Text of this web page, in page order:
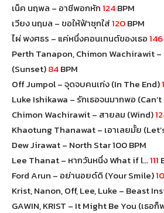
เน็ค นฤพล – อาชีพอกหัก124BPM
เวียง นฤมล – ขอให้ฟ้าซุกใส่120BPM
ไผ่ พงศธร – แค่หนึ่งคอนเทนต์ของเธอ146
Perth Tanapon, Chimon Wachirawit
(Sunset)84BPM
Off Jumpol – จุดจบคนเก่ง (In The End)
Luke Ishikawa – รักเธอจนมากพอ
Chimon Wachirawit – สายลม (Wind)
Khaotung Thanawat – เอาเลยมั้ย
Dew Jirawat – North Star 100 BPM
Lee Thanat – หากวันหนึ่ง What if l…111
Ford Arun – อย่านอยด์ดิ (Your Smile)
Krist, Nanon, Off, Lee, Luke – Beast
GAWIN, KRIST – It Might Be You (เธอ